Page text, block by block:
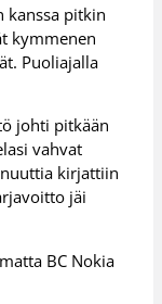
kanssa pitkin
kymmenen
Puoliajalla
johti pitkään
vahvat
kirjattiin
jäi
BC Nokia